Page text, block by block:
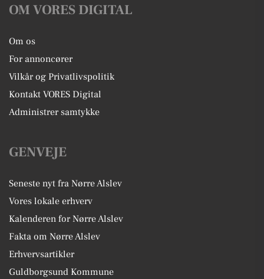
OM VORES DIGITAL
Om os
For annoncører
Vilkår og Privatlivspolitik
Kontakt VORES Digital
Administrer samtykke
GENVEJE
Seneste nyt fra Nørre Alslev
Vores lokale erhverv
Kalenderen for Nørre Alslev
Fakta om Nørre Alslev
Erhvervsartikler
Guldborgsund Kommune